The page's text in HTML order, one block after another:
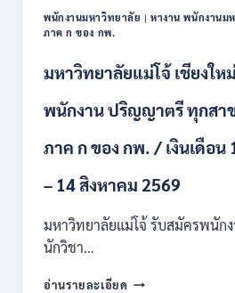
สาขา
สมัคร
ONLINE
ก.ค.
19
2569
พนักงานมหาวิทยาลัย |หางาน พนักงานม
ภาค ก ของ กพ.
มหาวิทยาลัยแม่โจ้ เชียงให
พนักงาน ปริญญาตรี ทุกสา
ภาค ก ของ กพ. / เงินเดือน
– 14 สิงหาคม 2569
มหาวิทยาลัยแม่โจ้ รับสมัครพนัก
นักวิชา…
อ่านรายละเอียด มหาวิทยาลัย